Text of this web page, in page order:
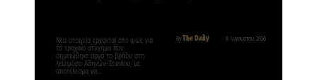
By The Daily 9 Αυγούστου, 2026
Νέα στοιχεία έρχονται στο φως για
το τροχαίο ατύχημα που
σημειώθηκε αργά το βράδυ στη
λεωφόρο Αθηνών–Σουνίου, με
αποτέλεσμα να…